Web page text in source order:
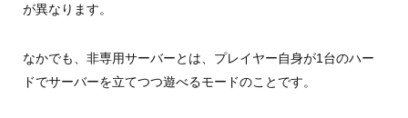
が異なります。
なかでも、非専用サーバーとは、プレイヤー自身が1台のハー
ドでサーバーを立てつつ遊べるモードのことです。